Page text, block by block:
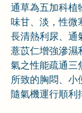
通草為五加科植
味甘、淡，性微
長清熱利尿、通
薏苡仁增強滲濕
氣之性能疏通三
所致的胸悶、小
隨氣機運行順利